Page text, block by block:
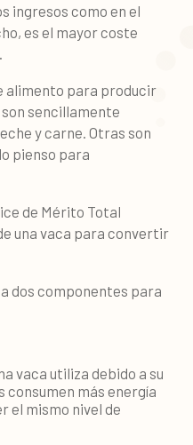
ingresos como en el
es el mayor coste
alimento para producir
sencillamente
y carne. Otras son
pienso para
de Mérito Total
una vaca para convertir
dos componentes para
vaca utiliza debido a su
consumen más energía
el mismo nivel de